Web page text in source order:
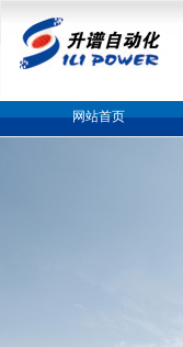
网站首页